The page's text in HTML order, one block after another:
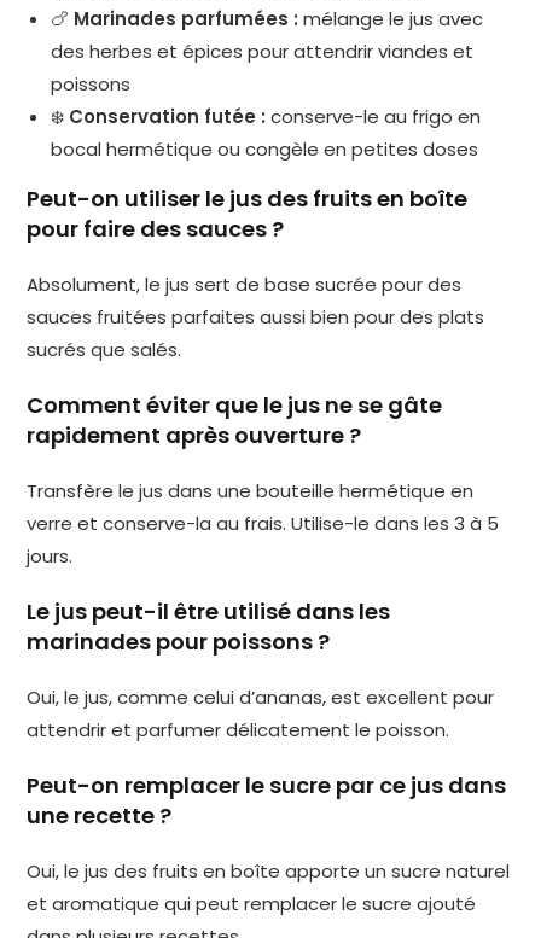
🍗 Marinades parfumées : mélange le jus avec
des herbes et épices pour attendrir viandes et
poissons
❄️ Conservation futée : conserve-le au frigo en
bocal hermétique ou congèle en petites doses
Peut-on utiliser le jus des fruits en boîte
pour faire des sauces ?
Absolument, le jus sert de base sucrée pour des
sauces fruitées parfaites aussi bien pour des plats
sucrés que salés.
Comment éviter que le jus ne se gâte
rapidement après ouverture ?
Transfère le jus dans une bouteille hermétique en
verre et conserve-la au frais. Utilise-le dans les 3 à 5
jours.
Le jus peut-il être utilisé dans les
marinades pour poissons ?
Oui, le jus, comme celui d’ananas, est excellent pour
attendrir et parfumer délicatement le poisson.
Peut-on remplacer le sucre par ce jus dans
une recette ?
Oui, le jus des fruits en boîte apporte un sucre naturel
et aromatique qui peut remplacer le sucre ajouté